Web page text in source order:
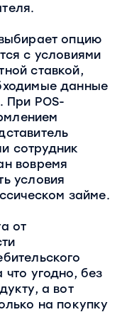
опцию
с условиями
ставкой,
данные
При POS-
сотрудник
вовремя
условия
займе.
от
угодно, без
а вот
на покупку